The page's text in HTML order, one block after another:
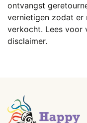
ontvangst
vernietigen zodat er
verkocht. Lees voor
disclaimer.